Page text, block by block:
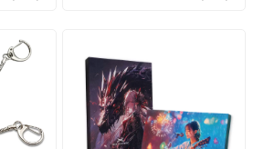
界観
体部
たダ
てい
いオ
クリ
ま
短納期・小ロットでの対応
談ください。
ろ
ズや
スポ
ズな
して
リジ
るフルカラー印刷を採用
し、写真やイラスト、繊細
なデザインも鮮やかに再
現。透明感のある高品質ア
クリルに美しいプリントが